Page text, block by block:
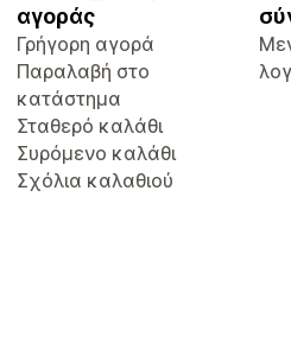
αγοράς
Γρήγορη αγορά
Παραλαβή στο
κατάστημα
Σταθερό καλάθι
Συρόμενο καλάθι
Σχόλια καλαθιού